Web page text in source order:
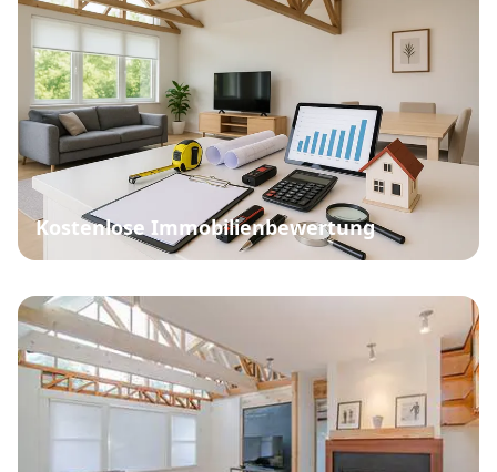
Kostenlose Immobilienbewertung